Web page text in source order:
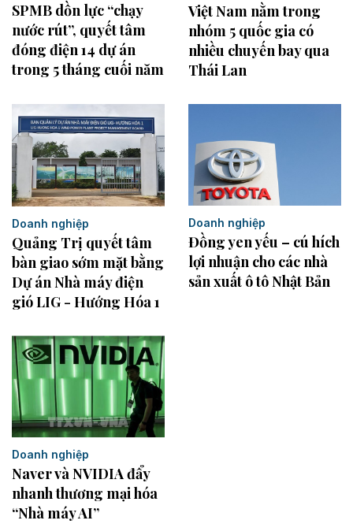
SPMB dồn lực “chạy
nước rút”, quyết tâm
đóng điện 14 dự án
trong 5 tháng cuối năm
Việt Nam nằm trong
nhóm 5 quốc gia có
nhiều chuyến bay qua
Thái Lan
Doanh nghiệp
Quảng Trị quyết tâm
bàn giao sớm mặt bằng
Dự án Nhà máy điện
gió LIG - Hướng Hóa 1
Doanh nghiệp
Đồng yen yếu – cú hích
lợi nhuận cho các nhà
sản xuất ô tô Nhật Bản
Doanh nghiệp
Naver và NVIDIA đẩy
nhanh thương mại hóa
“Nhà máy AI”